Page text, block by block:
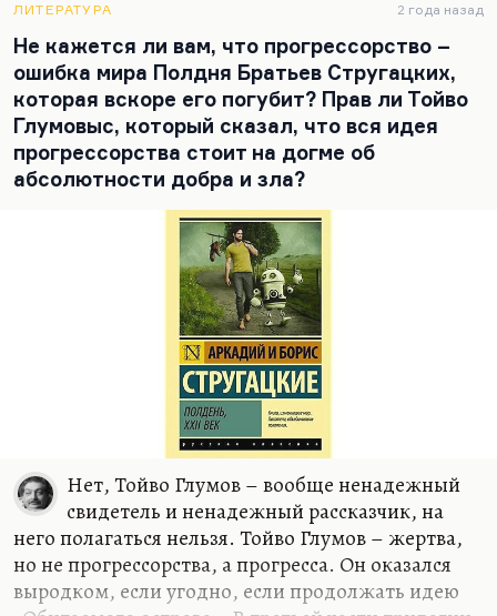
ЛИТЕРАТУРА 2 года назад
Не кажется ли вам, что прогрессорство –
ошибка мира Полдня Братьев Стругацких,
которая вскоре его погубит? Прав ли Тойво
Глумовыс, который сказал, что вся идея
прогрессорства стоит на догме об
абсолютности добра и зла?
Нет, Тойво Глумов – вообще ненадежный
свидетель и ненадежный рассказчик, на
него полагаться нельзя. Тойво Глумов – жертва,
но не прогрессорства, а прогресса. Он оказался
выродком, если угодно, если продолжать идею